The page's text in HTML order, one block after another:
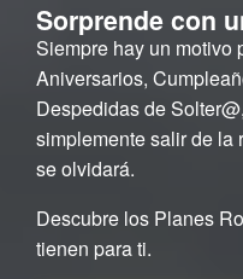
Sorprende con
Siempre hay un motivo
Aniversarios,
Despedidas de
simplemente salir de la
se olvidará.
Descubre los Planes
tienen para ti.